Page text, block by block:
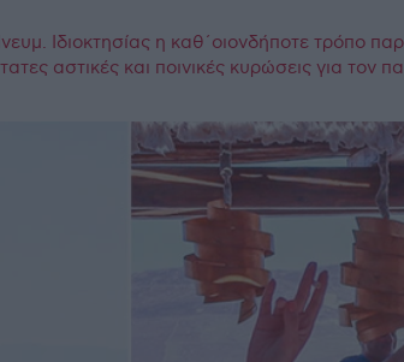
Ιδιοκτησίας η καθ΄οιονδήποτε τρόπο
αστικές και ποινικές κυρώσεις για τον